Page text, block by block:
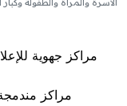
الأسرة والمرأة والطفولة وكبار السن بتاريخ 2026/